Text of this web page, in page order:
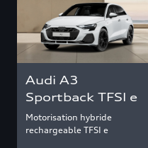
Audi A3
Sportback TFSI e
Motorisation hybride
rechargeable TFSI e